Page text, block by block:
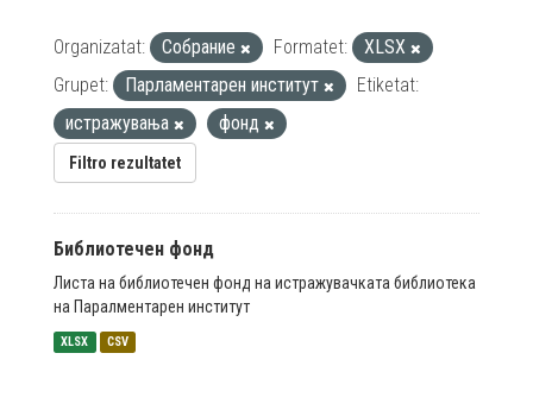
Organizatat: Собрание Formatet:
XLSX
Grupet:
Парламентарен институт
Etiketat:
истражувања
фонд
Filtro rezultatet
Библиотечен фонд
Листа на библиотечен фонд на истражувачката библиотека
на Паралментарен институт
XLSX CSV